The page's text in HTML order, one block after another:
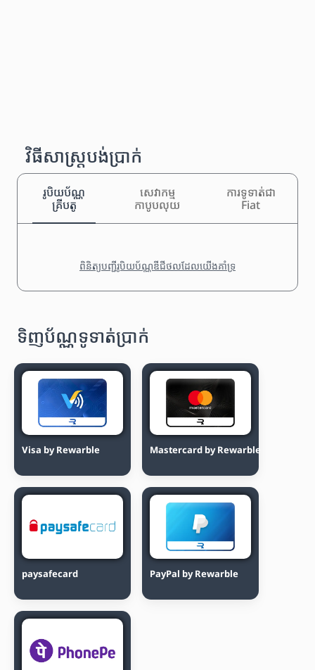
វិធីសាស្រ្តបង់ប្រាក់
រូបិយប័ណ្ណ
គ្រីបតូ
សេវាកម្ម
កាបូបលុយ
ការទូទាត់ជា
Fiat
ពិនិត្យបញ្ជីរូបិយប័ណ្ណឌីជីថលដែលយើងគាំទ្រ
ទិញប័ណ្ណទូទាត់ប្រាក់
Visa by Rewarble Mastercard by Rewarble
paysafecard PayPal by Rewarble